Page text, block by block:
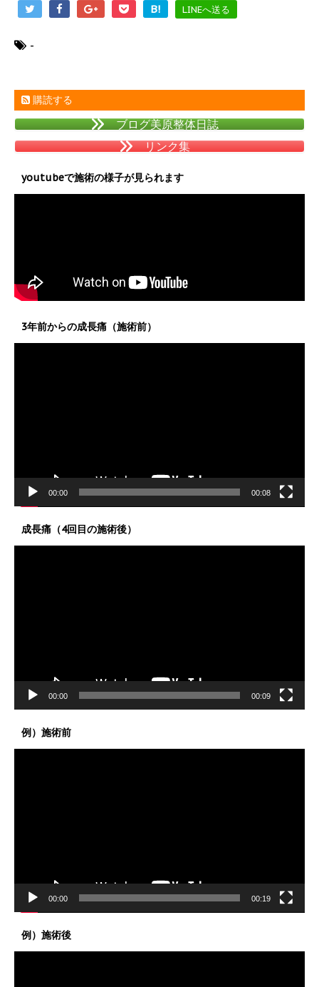
B! LINEへ送る
-
購読する
ブログ美原整体日誌
リンク集
youtubeで施術の様子が見られます
3年前からの成長痛（施術前）
00:00 00:08
成長痛（4回目の施術後）
00:00 00:09
例）施術前
00:00 00:19
例）施術後